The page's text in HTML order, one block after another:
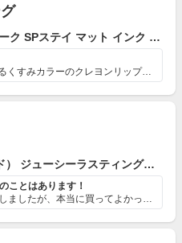
メイベリン ニューヨーク SPステイ マット インク クレヨン
ここ最近トレンドであるくすみカラーのクレヨンリップでつ...
rom&nd（ロムアンド） ジューシーラスティングティント
ことはあります！
流行っていたので購入しましたが、本当に買ってよかったで...